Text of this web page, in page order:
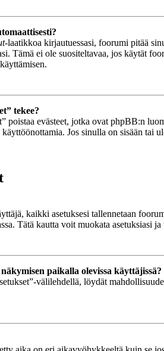
-laatikkoa kirjautuessasi, foorumi pitää
Tämä ei ole suositeltavaa, jos käytät
tekee?
poistaa evästeet, jotka ovat phpBB:n
Jos sinulla on sisään tai
kaikki asetuksesi tallennetaan
Tätä kautta voit muokata asetuksiasi ja
paikalla olevissa käyttäjissä?
välilehdellä, löydät